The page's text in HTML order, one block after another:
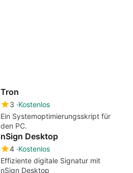
Tron
3 Kostenlos
Ein Systemoptimierungsskript für
den PC.
nSign Desktop
4 Kostenlos
Effiziente digitale Signatur mit
nSign Desktop